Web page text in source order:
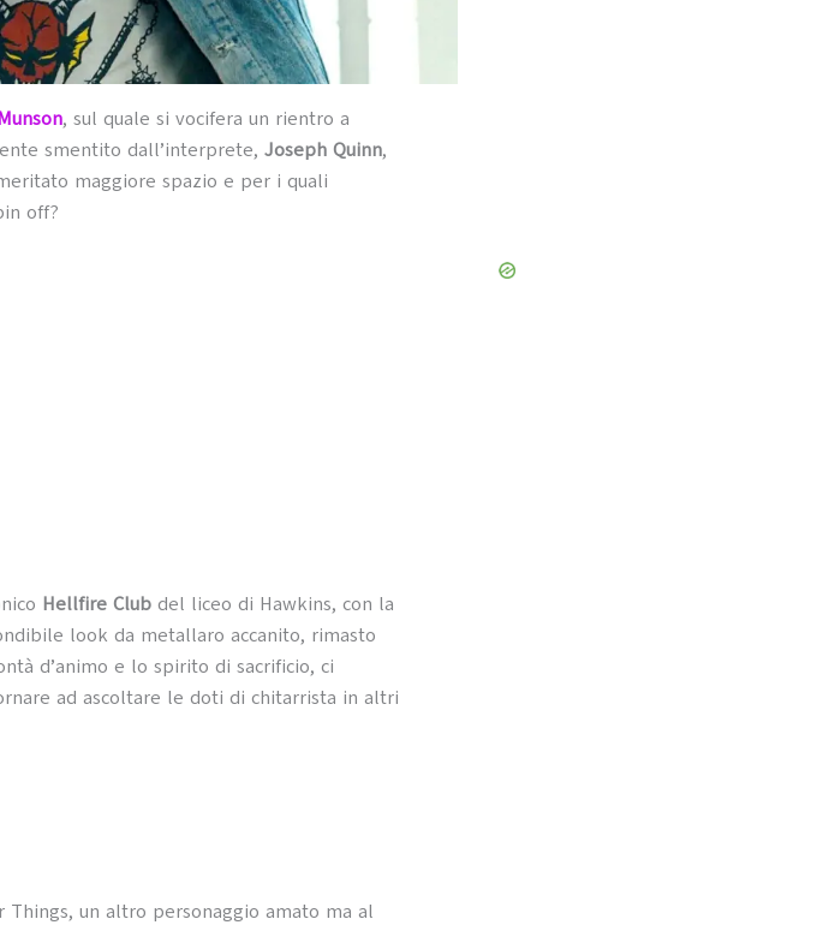
, sul quale si vocifera un rientro a
smentito dall’interprete, Joseph Quinn,
maggiore spazio e per i quali
off?
Hellfire Club del liceo di Hawkins, con la
look da metallaro accanito, rimasto
d’animo e lo spirito di sacrificio, ci
ad ascoltare le doti di chitarrista in altri
Things, un altro personaggio amato ma al